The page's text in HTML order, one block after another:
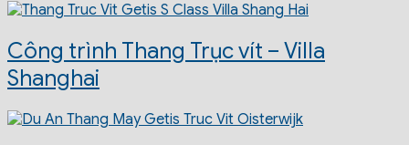
Công trình Thang Trục vít – Villa
Shanghai